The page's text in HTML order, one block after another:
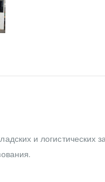
и логистических